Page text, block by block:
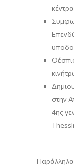
στην
4ης
Παράλληλα